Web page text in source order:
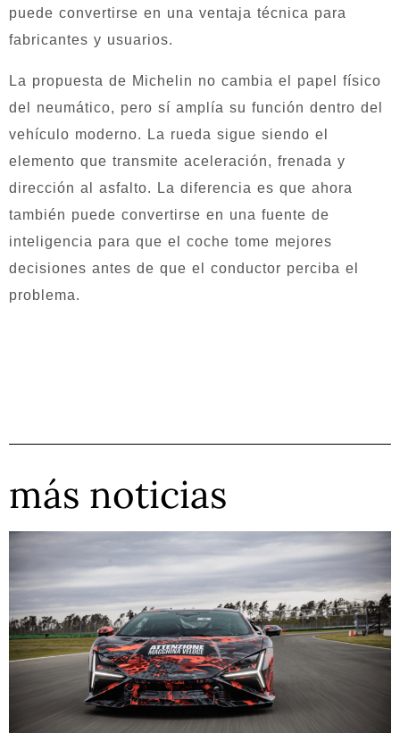
puede convertirse en una ventaja técnica para
fabricantes y usuarios.
La propuesta de Michelin no cambia el papel físico
del neumático, pero sí amplía su función dentro del
vehículo moderno. La rueda sigue siendo el
elemento que transmite aceleración, frenada y
dirección al asfalto. La diferencia es que ahora
también puede convertirse en una fuente de
inteligencia para que el coche tome mejores
decisiones antes de que el conductor perciba el
problema.
más noticias